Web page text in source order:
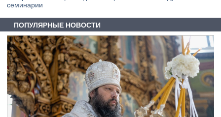
семинарии
ПОПУЛЯРНЫЕ НОВОСТИ